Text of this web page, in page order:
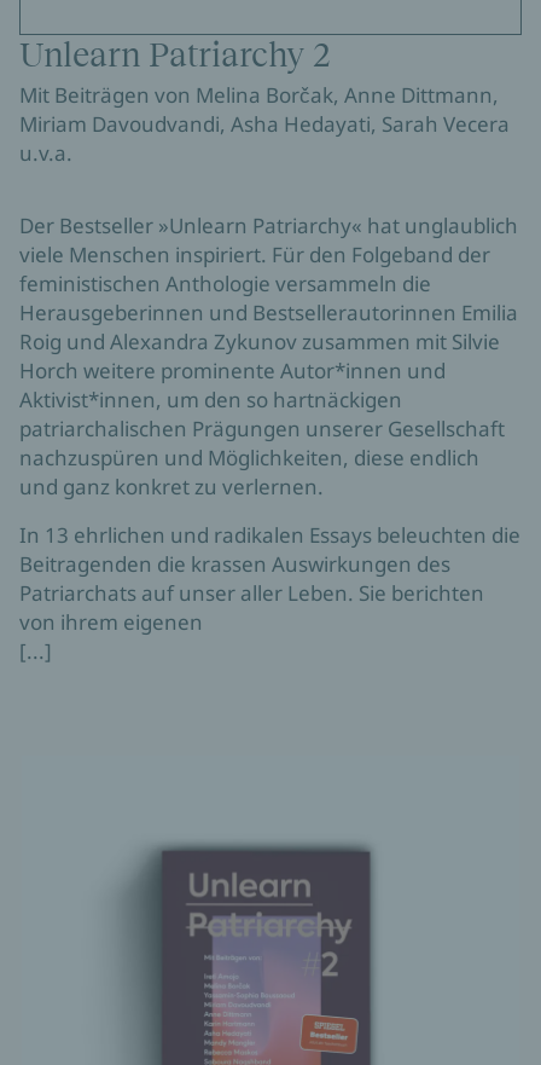
Unlearn Patriarchy 2
Mit Beiträgen von Melina Borčak, Anne Dittmann,
Miriam Davoudvandi, Asha Hedayati, Sarah Vecera
u.v.a.
Der Bestseller »Unlearn Patriarchy« hat unglaublich
viele Menschen inspiriert. Für den Folgeband der
feministischen Anthologie versammeln die
Herausgeberinnen und Bestsellerautorinnen Emilia
Roig und Alexandra Zykunov zusammen mit Silvie
Horch weitere prominente Autor*innen und
Aktivist*innen, um den so hartnäckigen
patriarchalischen Prägungen unserer Gesellschaft
nachzuspüren und Möglichkeiten, diese endlich
und ganz konkret zu verlernen.
In 13 ehrlichen und radikalen Essays beleuchten die
Beitragenden die krassen Auswirkungen des
Patriarchats auf unser aller Leben. Sie berichten
von ihrem eigenen
[...]